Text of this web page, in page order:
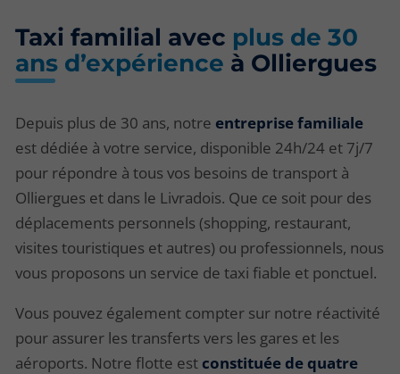
Taxi familial avec plus de 30
ans d’expérience à Olliergues
Depuis plus de 30 ans, notre entreprise familiale
est dédiée à votre service, disponible 24h/24 et 7j/7
pour répondre à tous vos besoins de transport à
Olliergues et dans le Livradois. Que ce soit pour des
déplacements personnels (shopping, restaurant,
visites touristiques et autres) ou professionnels, nous
vous proposons un service de taxi fiable et ponctuel.
Vous pouvez également compter sur notre réactivité
pour assurer les transferts vers les gares et les
aéroports. Notre flotte est constituée de quatre